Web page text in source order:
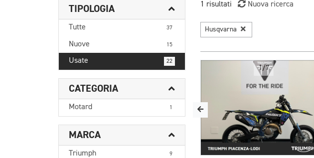
TIPOLOGIA
Tutte 37
Nuove 15
Usate 22
CATEGORIA
Motard 1
MARCA
Triumph 9
1 risultati Nuova ricerca
Husqvarna
1/7